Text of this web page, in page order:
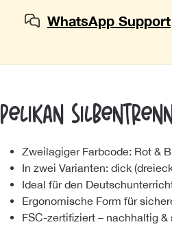
WhatsApp Support
Pelikan
Zweilagiger Farbcode: Rot &
In zwei Varianten: dick
Ideal für den
Ergonomische Form für
FSC-zertifiziert – nachhaltig &